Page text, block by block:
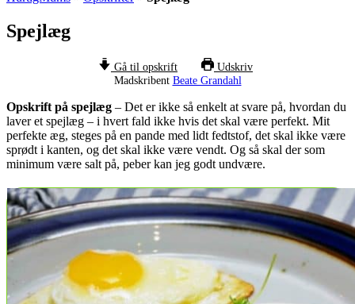
Spejlæg
Gå til opskrift
Udskriv
Madskribent Beate Grandahl
Opskrift på spejlæg – Det er ikke så enkelt at svare på, hvordan du
laver et spejlæg – i hvert fald ikke hvis det skal være perfekt. Mit
perfekte æg, steges på en pande med lidt fedtstof, det skal ikke være
sprødt i kanten, og det skal ikke være vendt. Og så skal der som
minimum være salt på, peber kan jeg godt undvære.